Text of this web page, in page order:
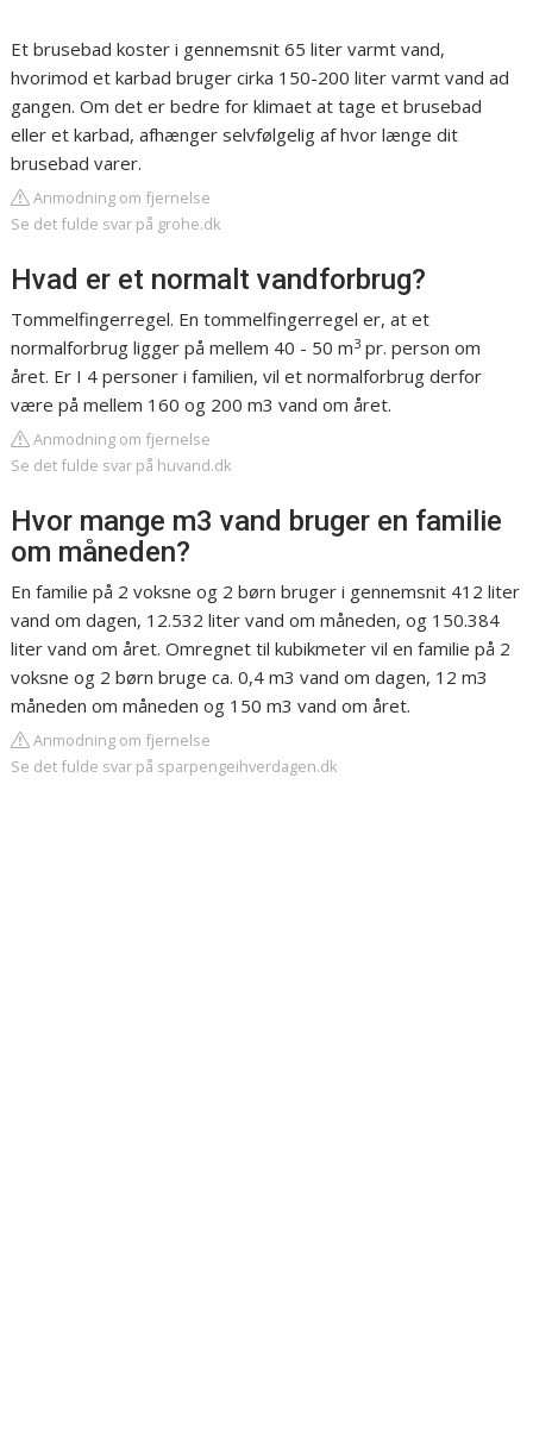
Et brusebad koster i gennemsnit 65 liter varmt vand,
hvorimod et karbad bruger cirka 150-200 liter varmt vand ad
gangen. Om det er bedre for klimaet at tage et brusebad
eller et karbad, afhænger selvfølgelig af hvor længe dit
brusebad varer.
Anmodning om fjernelse
Se det fulde svar på grohe.dk
Hvad er et normalt vandforbrug?
Tommelfingerregel. En tommelfingerregel er, at et
normalforbrug ligger på mellem 40 - 50 m3 pr. person om
året. Er I 4 personer i familien, vil et normalforbrug derfor
være på mellem 160 og 200 m3 vand om året.
Anmodning om fjernelse
Se det fulde svar på huvand.dk
Hvor mange m3 vand bruger en familie
om måneden?
En familie på 2 voksne og 2 børn bruger i gennemsnit 412 liter
vand om dagen, 12.532 liter vand om måneden, og 150.384
liter vand om året. Omregnet til kubikmeter vil en familie på 2
voksne og 2 børn bruge ca. 0,4 m3 vand om dagen, 12 m3
måneden om måneden og 150 m3 vand om året.
Anmodning om fjernelse
Se det fulde svar på sparpengeihverdagen.dk